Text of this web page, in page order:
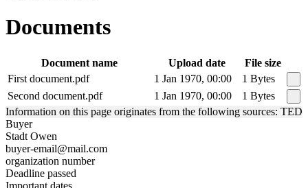
Documents
Document name Upload date
File size
First document.pdf
1 Jan 1970, 00:00
1 Bytes
Second document.pdf
1 Jan 1970, 00:00
1 Bytes
Information on this page originates from the following sources: TED
Buyer
Stadt Owen
buyer-email@mail.com
organization number
Deadline passed
Important dates